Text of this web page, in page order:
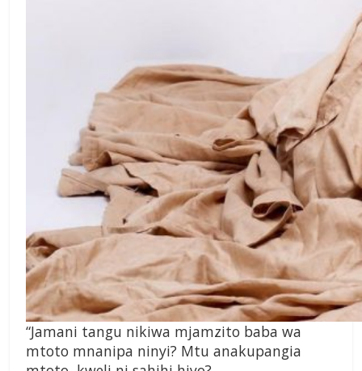
“Jamani tangu nikiwa mjamzito baba wa
mtoto mnanipa ninyi? Mtu anakupangia